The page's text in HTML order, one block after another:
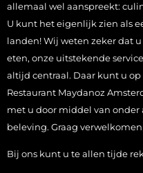
allemaal wel aanspreekt:
U kunt het eigenlijk zien als
landen! Wij weten zeker dat
eten, onze uitstekende
altijd centraal. Daar kunt u
Restaurant Maydanoz
met u door middel van onder
beleving. Graag
Bij ons kunt u te allen tijde